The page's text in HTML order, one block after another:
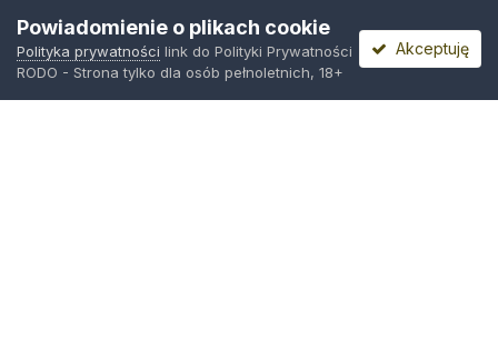
Powiadomienie o plikach cookie
Polityka prywatności link do Polityki Prywatności
RODO - Strona tylko dla osób pełnoletnich, 18+
Akceptuję